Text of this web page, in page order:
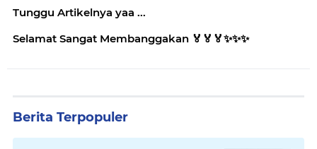
Tunggu Artikelnya yaa ...
Selamat Sangat Membanggakan 🏅🏅🏅✨️✨️✨️
Berita Terpopuler